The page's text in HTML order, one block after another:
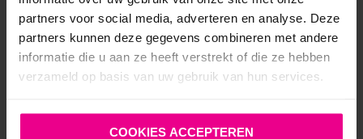
partners voor social media, adverteren en analyse. Deze
partners kunnen deze gegevens combineren met andere
informatie die u aan ze heeft verstrekt of die ze hebben
verzameld op basis van uw gebruik van hun services.
COOKIES ACCEPTEREN